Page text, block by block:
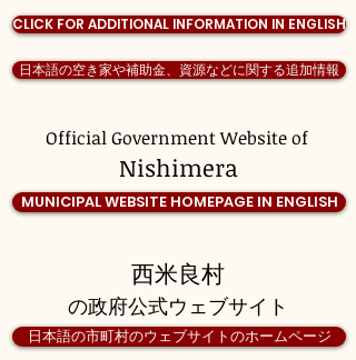
Official Government Website of
日本語の空き家や補助金、資源などに関する追加情報
Nishimera
MUNICIPAL WEBSITE HOMEPAGE IN ENGLISH
西米良村
日本語の市町村のウェブサイトのホームページ
の政府公式ウェブサイト
CLICK FOR ADDITIONAL INFORMATION IN ENGLISH